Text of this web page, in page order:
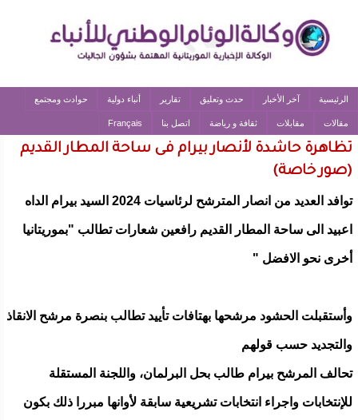
الرئيسية آخر الأخبار حدث وتعليق تقارير أنباء دولية حوادث ومجتمع
مقالات مقابلات ثقافة و رياضة اتصل بنا Français
تظاهرة حاشدة لأنصار بيرام فى ساحة المطار القديم
(صور خاصة)
توافد العديد من انصار المترشح لرئاسيات 2024 السيد بيرام الداه
اعبيد الى ساحة المطار القديم رافعين شعارات تطالب "بموريتانيا
أخرى نحو الافضل "
وأستقبلت الحشود مرشحها بهتافات تأييد تطالب بنصرة مرشح الانقاذ
والتجديد حسب قولهم
تحالف المرشح بيرام طالب بحل البرلمان، واللجنة المستقلة
للإنتخابات واجراء انتخابات تشريعية سابقة لأوانها مبررا ذلك بكون